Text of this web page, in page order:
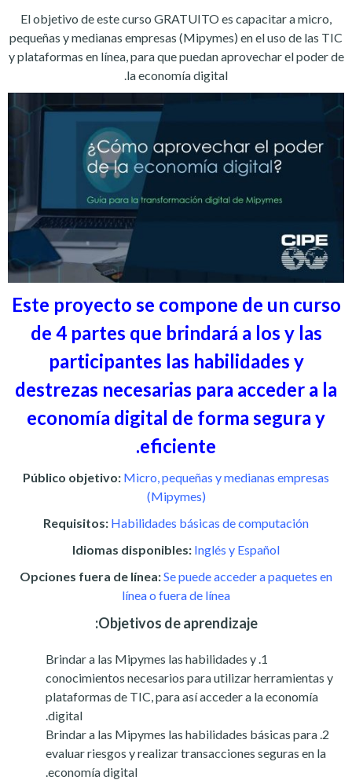
El objetivo de este curso GRATUITO es capacitar a micro,
pequeñas y medianas empresas (Mipymes) en el uso de las TIC
y plataformas en línea, para que puedan aprovechar el poder de
la economía digital.
Este proyecto se compone de un curso
de 4 partes que brindará a los y las
participantes las habilidades y
destrezas necesarias para acceder a la
economía digital de forma segura y
eficiente.
Público objetivo: Micro, pequeñas y medianas empresas
(Mipymes)
Requisitos: Habilidades básicas de computación
Idiomas disponibles: Inglés y Español
Opciones fuera de línea:Se puede acceder a paquetes en
línea o fuera de línea
Objetivos de aprendizaje:
Brindar a las Mipymes las habilidades y
conocimientos necesarios para utilizar herramientas y
plataformas de TIC, para así acceder a la economía
digital.
Brindar a las Mipymes las habilidades básicas para
evaluar riesgos y realizar transacciones seguras en la
economía digital.